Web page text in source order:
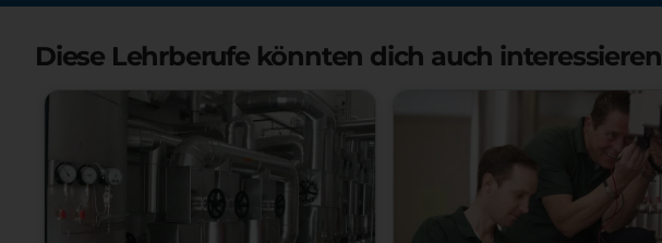
Diese Lehrberufe könnten dich auch interessieren